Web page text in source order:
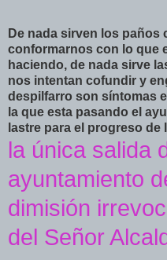
De nada sirven los paños
conformarnos con lo que
haciendo, de nada sirve
nos intentan cofundir y
despilfarro son síntomas
la que esta pasando el
lastre para el progreso
la única salida
ayuntamiento
dimisión
del Señor